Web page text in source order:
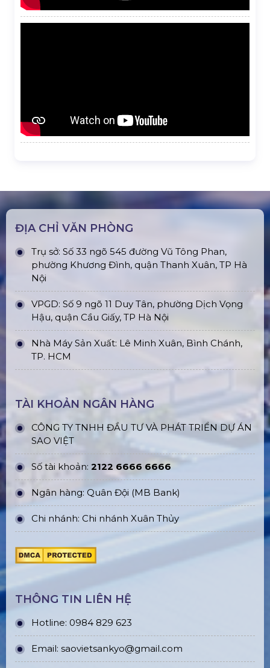
ĐỊA CHỈ VĂN PHÒNG
Trụ sở: Số 33 ngõ 545 đường Vũ Tông Phan,
phường Khương Đình, quận Thanh Xuân, TP Hà
Nội
VPGD: Số 9 ngõ 11 Duy Tân, phường Dịch Vọng
Hậu, quận Cầu Giấy, TP Hà Nội
Nhà Máy Sản Xuất: Lê Minh Xuân, Bình Chánh,
TP. HCM
TÀI KHOẢN NGÂN HÀNG
CÔNG TY TNHH ĐẦU TƯ VÀ PHÁT TRIỂN DỰ ÁN
SAO VIỆT
Số tài khoản: 2122 6666 6666
Ngân hàng: Quân Đội (MB Bank)
Chi nhánh: Chi nhánh Xuân Thủy
THÔNG TIN LIÊN HỆ
Hotline: 0984 829 623
Email: saovietsankyo@gmail.com